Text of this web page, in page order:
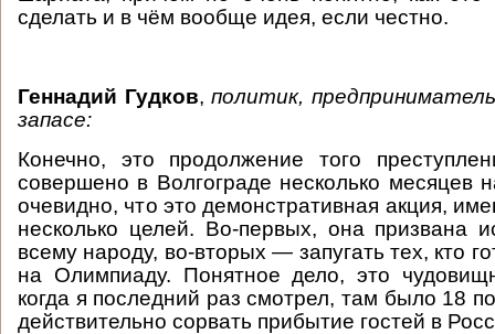
сделать и в чём вообще идея, если честно.
Геннадий Гудков,политик,
запасе:
Конечно, это продолжение того
совершено в Волгограде несколько месяцев
очевидно, что это демонстративная акция,
несколько целей. Во-первых, она призвана
всему народу, во-вторых — запугать тех, кто
на Олимпиаду. Понятное дело, это
когда я последний раз смотрел, там было 18
действительно сорвать прибытие гостей в